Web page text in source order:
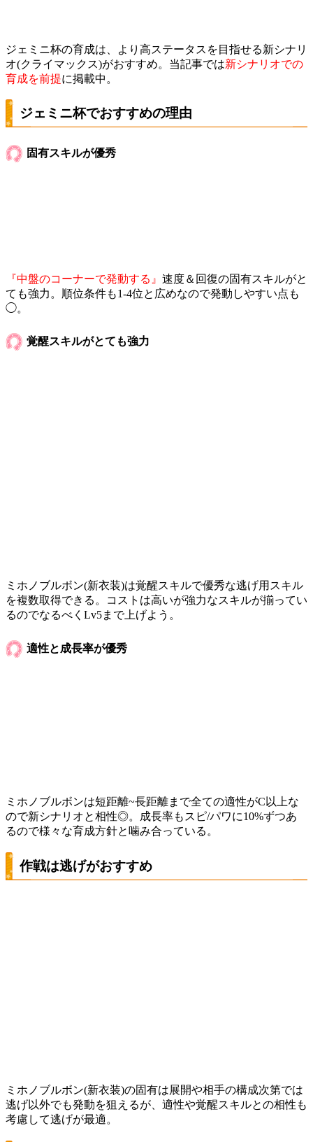
ジェミニ杯の育成は、より高ステータスを目指せる新シナリ
オ(クライマックス)がおすすめ。当記事では新シナリオでの
育成を前提に掲載中。
ジェミニ杯でおすすめの理由
固有スキルが優秀
『中盤のコーナーで発動する』 速度＆回復の固有スキルがと
ても強力。順位条件も1-4位と広めなので発動しやすい点も
◯。
覚醒スキルがとても強力
ミホノブルボン(新衣装)は覚醒スキルで優秀な逃げ用スキル
を複数取得できる。コストは高いが強力なスキルが揃ってい
るのでなるべくLv5まで上げよう。
適性と成長率が優秀
ミホノブルボンは短距離~長距離まで全ての適性がC以上な
ので新シナリオと相性◎。成長率もスピ/パワに10%ずつあ
るので様々な育成方針と噛み合っている。
作戦は逃げがおすすめ
ミホノブルボン(新衣装)の固有は展開や相手の構成次第では
逃げ以外でも発動を狙えるが、適性や覚醒スキルとの相性も
考慮して逃げが最適。